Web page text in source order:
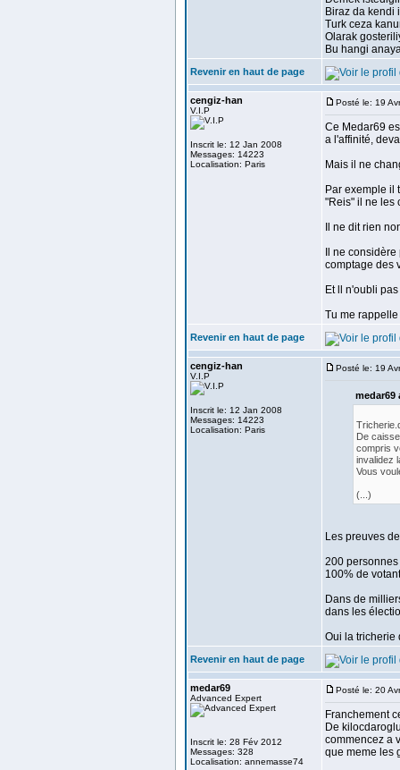
Biraz da kendi
Turk ceza
Olarak
Bu hangi
Revenir en haut de page
cengiz-han
V.I.P
Inscrit le: 12 Jan 2008
Messages: 14223
Localisation: Paris
Posté le: 19
Ce Medar69
a l'affinité,
Mais il ne
Par exemple il
"Reis" il ne les
Il ne dit rien
Il ne
comptage des
Et ll n'oubli
Tu me
Revenir en haut de page
cengiz-han
V.I.P
Inscrit le: 12 Jan 2008
Messages: 14223
Localisation: Paris
Posté le: 19
medar69
De
compris
invalidez
Vous
(...)
Les preuves
200
100% de
Dans de
dans les
Oui la tricherie
Revenir en haut de page
medar69
Advanced Expert
Inscrit le: 28 Fév 2012
Messages: 328
Localisation: annemasse74
Posté le: 20
Franchement
De
commencez a
que meme les